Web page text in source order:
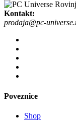
Kontakt:
prodaja@pc-
Poveznice
Shop